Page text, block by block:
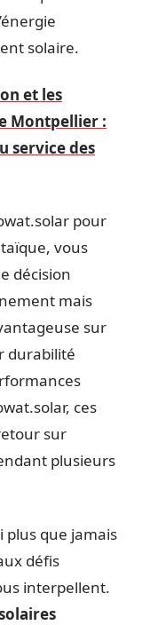
solaire.
et les
Montpellier :
service des
pour
vous
décision
mais
sur
durabilité
ces
sur
plusieurs
plus que jamais
défis
interpellent.